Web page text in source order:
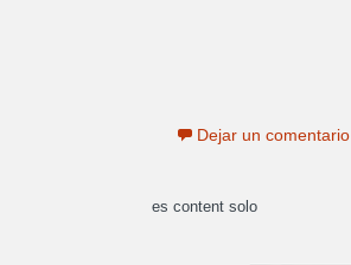
Dejar un comentario
es content solo